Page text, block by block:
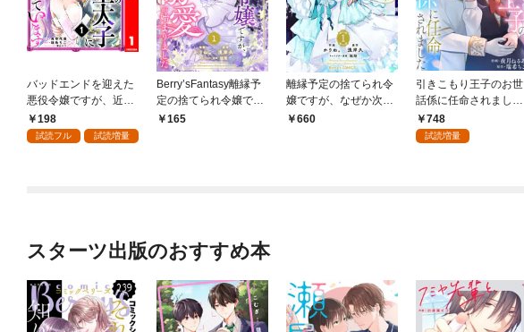
バッドエンドを迎えた
悪役令嬢ですが、近隣
国の王太子に死ぬほど
甘やかされています 1
198
試読フル 試読増量
Berry’sFantasy離縁予
定の捨てられ令嬢です
が、なぜか次期公爵様
165
離縁予定の捨てられ令
嬢ですが、なぜか次期
公爵様の溺愛が始まり
660
引きこもり王子のお世
話係に任命されました
【単行本版】
748
試読増量
スターツ出版のおすすめ本